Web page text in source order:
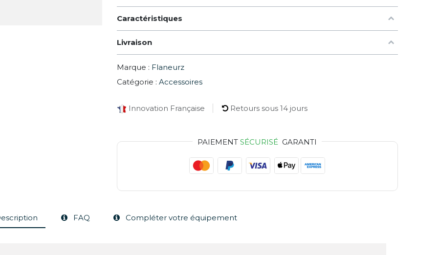
Caractéristiques
Livraison
Marque : Flaneurz
Catégorie : Accessoires
Innovation Française Retours sous 14 jours
PAIEMENTSÉCURISÉ GARANTI
FAQ Compléter votre équipement